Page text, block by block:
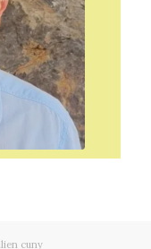
cuny